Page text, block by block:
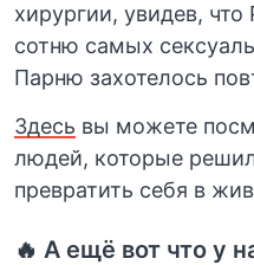
хирургии, увидев,
сотню самых
Парню захотелось
Здесь вы можете
людей, которые
превратить себя в
🔥 А ещё вот что у